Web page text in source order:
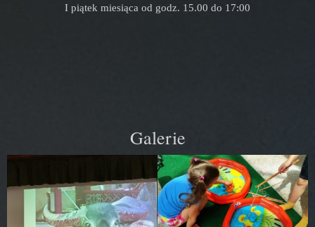
I piątek miesiąca od godz. 15.00 do 17:00
Galerie